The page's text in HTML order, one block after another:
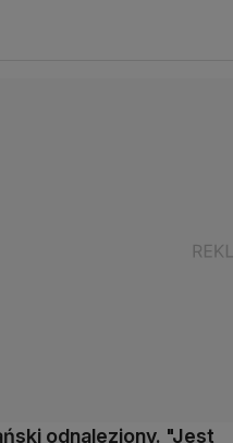
odnaleziony. "Jest